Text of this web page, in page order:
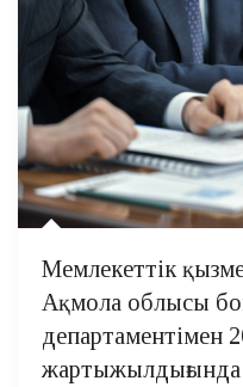
Мемлекеттік
Ақмола облысы
департаментімен